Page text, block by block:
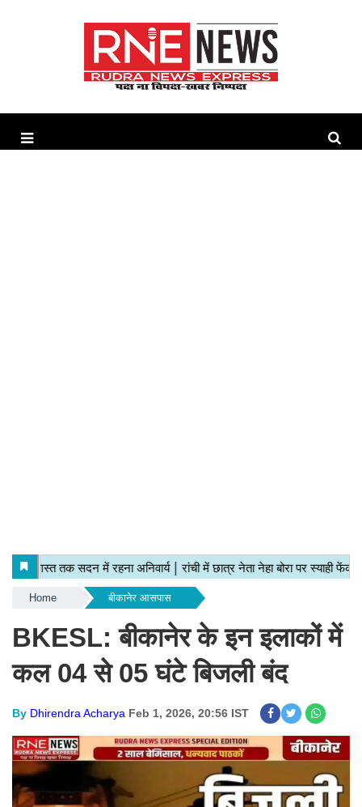
Home बीकानेर आसपास
BKESL: बीकानेर के इन इलाकों में
कल 04 से 05 घंटे बिजली बंद
By Dhirendra Acharya Feb 1, 2026, 20:56 IST